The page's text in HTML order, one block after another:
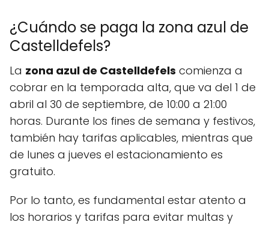
¿Cuándo se paga la zona azul de
Castelldefels?
La zona azul de Castelldefels comienza a
cobrar en la temporada alta, que va del 1 de
abril al 30 de septiembre, de 10:00 a 21:00
horas. Durante los fines de semana y festivos,
también hay tarifas aplicables, mientras que
de lunes a jueves el estacionamiento es
gratuito.
Por lo tanto, es fundamental estar atento a
los horarios y tarifas para evitar multas y